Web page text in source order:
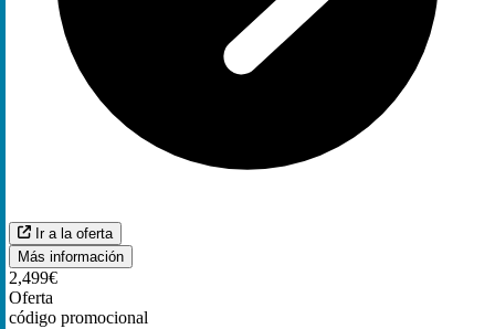
Ir a la oferta
Más información
2,499€
Oferta
código promocional